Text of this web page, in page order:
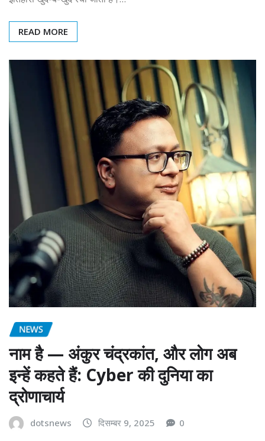
READ MORE
NEWS
नाम है — अंकुर चंद्रकांत, और लोग अब
इन्हें कहते हैं: Cyber की दुनिया का
द्रोणाचार्य
dotsnews दिसम्बर 9, 2025 0